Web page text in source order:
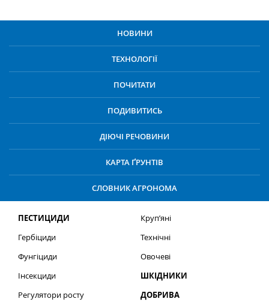
НОВИНИ
ТЕХНОЛОГІЇ
ПОЧИТАТИ
ПОДИВИТИСЬ
ДІЮЧІ РЕЧОВИНИ
КАРТА ҐРУНТІВ
СЛОВНИК АГРОНОМА
ПЕСТИЦИДИ
Гербіциди
Фунгіциди
Інсекциди
Регулятори росту
Круп’яні
Технічні
Овочеві
ШКІДНИКИ
ДОБРИВА